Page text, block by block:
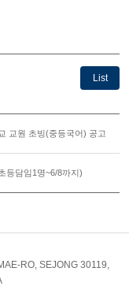
List
교원 초빙(중등국어) 공고
등담임1명~6/8까지)
RO, SEJONG 30119,